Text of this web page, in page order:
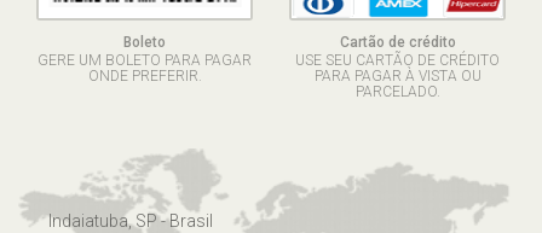
Boleto
GERE UM BOLETO PARA PAGAR
ONDE PREFERIR.
Cartão de crédito
USE SEU CARTÃO DE CRÉDITO
PARA PAGAR À VISTA OU
PARCELADO.
Indaiatuba, SP - Brasil